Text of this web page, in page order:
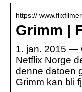
https://
Grimm |
1. jan. 2015 —
Netflix Norge
denne datoen
Grimm kan bli